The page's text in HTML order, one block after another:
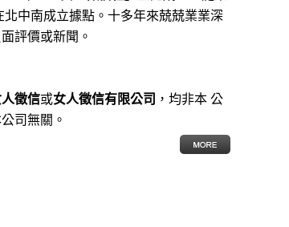
中南成立據點。十多年來兢兢業業深
評價或新聞。
徵信或女人徵信有限公司 ，均非本 公
司無關。